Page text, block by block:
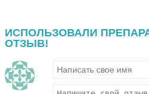
ИСПОЛЬЗОВАЛИ
ОТЗЫВ!